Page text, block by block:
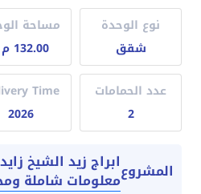
نوع الوحدة
شقق
مساحة
132.00 م
عدد الحمامات
2
Time
2026
المشروعمعلومات شاملة